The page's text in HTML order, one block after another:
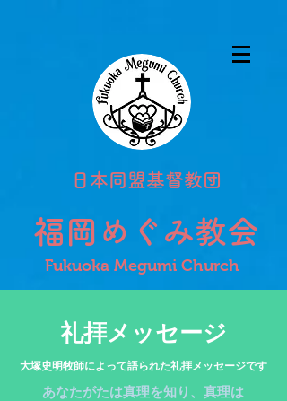
日本同盟基督教団
福岡めぐみ教会
Fukuoka Megumi Church
礼拝メッセージ​
​大塚史明牧師によって語られた礼拝メッセージです
あなたがたは真理を知り、真理は